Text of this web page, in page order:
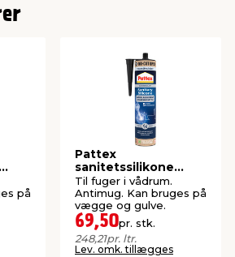
på
Pattex
sanitetssilikone
transparent 280 ml
Til fuger i vådrum.
Antimug. Kan bruges på
vægge og gulve.
69,50pr. stk.
248,21pr. ltr.
Lev. omk. tillægges